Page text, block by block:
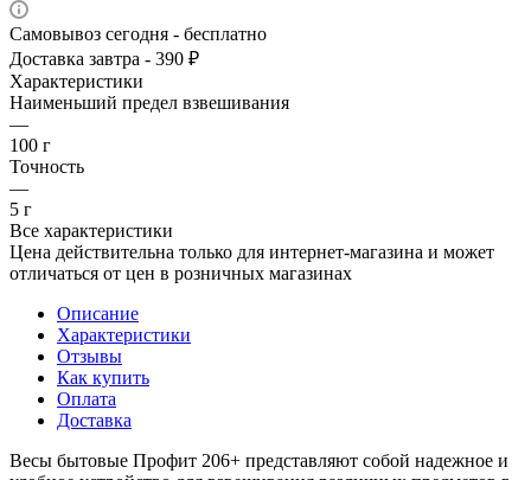
Самовывоз сегодня - бесплатно
Доставка завтра - 390 ₽
Характеристики
Наименьший предел взвешивания
—
100 г
Точность
—
5 г
Все характеристики
Цена действительна только для интернет-магазина и может
отличаться от цен в розничных магазинах
Описание
Характеристики
Отзывы
Как купить
Оплата
Доставка
Весы бытовые Профит 206+ представляют собой надежное и